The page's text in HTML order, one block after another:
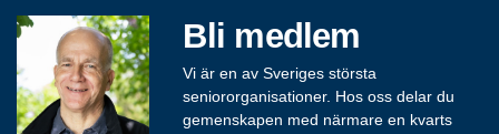
Bli medlem
Vi är en av Sveriges största
seniororganisationer. Hos oss delar du
gemenskapen med närmare en kvarts